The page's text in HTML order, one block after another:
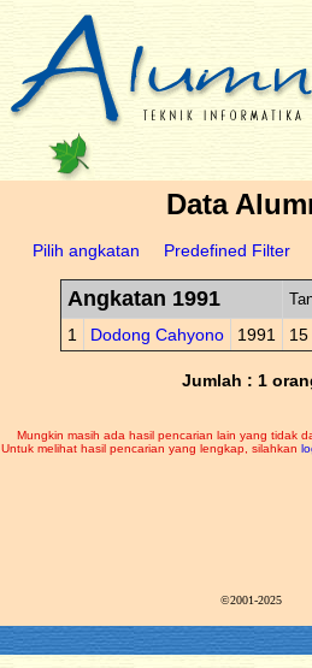
Data
Pilih angkatan Predefined Filter
Angkatan 1991
1 Dodong Cahyono 1991
Jumlah : 1
Mungkin masih ada hasil pencarian lain yang tidak
Untuk melihat hasil pencarian yang lengkap, silahkan
©2001-2025